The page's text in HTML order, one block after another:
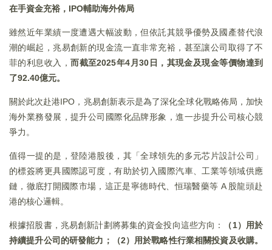
在手資金充裕，IPO輔助海外佈局
雖然近年業績一度遭遇大幅波動，但依託其競爭優勢及國產替代浪
潮的崛起，兆易創新的現金流一直非常充裕，甚至讓公司取得了不
菲的利息收入，而截至2025年4月30日，其現金及現金等價物達到
了92.40億元。
關於此次赴港IPO，兆易創新表示是為了深化全球化戰略佈局，加快
海外業務發展，提升公司國際化品牌形象，進一步提升公司核心競
爭力。
值得一提的是，登陸港股後，其「全球領先的多元芯片設計公司」
的標簽將更具國際認可度，有助於切入國際汽車、工業等領域供應
鏈，徹底打開國際市場，這正是寧德時代、恒瑞醫藥等 A 股龍頭赴
港的核心邏輯。
根據招股書，兆易創新計劃將募集的資金投向這些方向：
（1）用於
持續提升公司的研發能力；（2）用於戰略性行業相關投資及收購。